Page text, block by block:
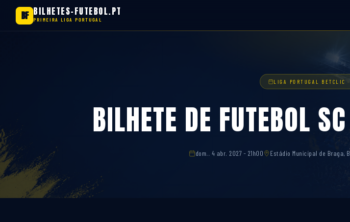
BF BILHETES-FUTEBOL.PT
PRIMEIRA LIGA PORTUGAL
LIGA PORTUGAL BETCLIC
BILHETE DE FUTEBOL
dom.. 4 abr. 2027 - 21h00 Estádio Municipal de Braga,